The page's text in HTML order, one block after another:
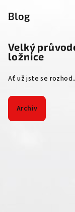
Blog
Velký
ložnice
Ať už jste se
Archiv